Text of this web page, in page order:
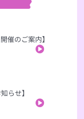
催のご案内】
らせ】